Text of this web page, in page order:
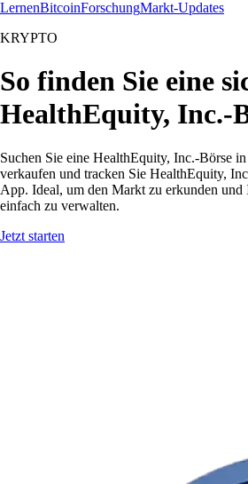
LernenBitcoinForschungMarkt-Updates
KRYPTO
So finden Sie eine
HealthEquity, Inc.-
Suchen Sie eine HealthEquity, Inc.-Börse
verkaufen und tracken Sie HealthEquity,
App. Ideal, um den Markt zu erkunden
einfach zu verwalten.
Jetzt starten